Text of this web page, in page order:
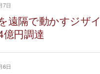
7日
遠隔で動かすジザイ
億円調達
6日